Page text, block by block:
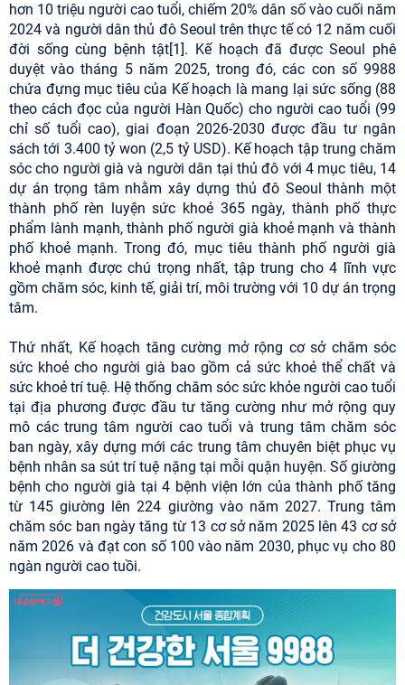
hơn 10 triệu người cao tuổi, chiếm 20% dân số vào cuối năm
2024 và người dân thủ đô Seoul trên thực tế có 12 năm cuối
đời sống cùng bệnh tật[1]. Kế hoạch đã được Seoul phê
duyệt vào tháng 5 năm 2025, trong đó, các con số 9988
chứa đựng mục tiêu của Kế hoạch là mang lại sức sống (88
theo cách đọc của người Hàn Quốc) cho người cao tuổi (99
chỉ số tuổi cao), giai đoạn 2026-2030 được đầu tư ngân
sách tới 3.400 tỷ won (2,5 tỷ USD). Kế hoạch tập trung chăm
sóc cho người già và người dân tại thủ đô với 4 mục tiêu, 14
dự án trọng tâm nhằm xây dựng thủ đô Seoul thành một
thành phố rèn luyện sức khoẻ 365 ngày, thành phố thực
phẩm lành mạnh, thành phố người già khoẻ mạnh và thành
phố khoẻ mạnh. Trong đó, mục tiêu thành phố người già
khoẻ mạnh được chú trọng nhất, tập trung cho 4 lĩnh vực
gồm chăm sóc, kinh tế, giải trí, môi trường với 10 dự án trọng
tâm.
Thứ nhất, Kế hoạch tăng cường mở rộng cơ sở chăm sóc
sức khoẻ cho người già bao gồm cả sức khoẻ thể chất và
sức khoẻ trí tuệ. Hệ thống chăm sóc sức khỏe người cao tuổi
tại địa phương được đầu tư tăng cường như mở rộng quy
mô các trung tâm người cao tuổi và trung tâm chăm sóc
ban ngày, xây dựng mới các trung tâm chuyên biệt phục vụ
bệnh nhân sa sút trí tuệ nặng tại mỗi quận huyện. Số giường
bệnh cho người già tại 4 bệnh viện lớn của thành phố tăng
từ 145 giường lên 224 giường vào năm 2027. Trung tâm
chăm sóc ban ngày tăng từ 13 cơ sở năm 2025 lên 43 cơ sở
năm 2026 và đạt con số 100 vào năm 2030, phục vụ cho 80
ngàn người cao tuồi.